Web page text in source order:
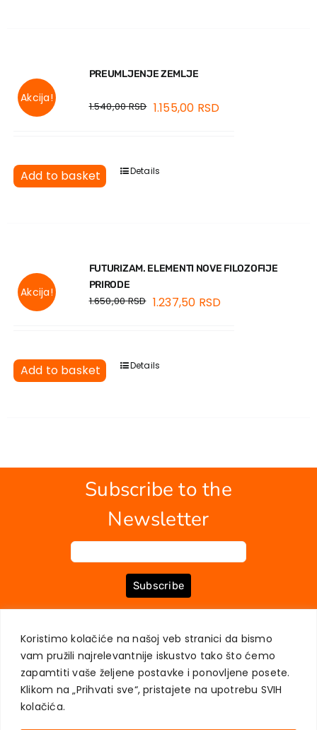
Koristimo kolačiće na našoj veb stranici da bismo
vam pružili najrelevantnije iskustvo tako što ćemo
zapamtiti vaše željene postavke i ponovljene posete.
Klikom na „Prihvati sve“, pristajete na upotrebu SVIH
kolačića.
Akcija!
PREUMLJENJE ZEMLJE
1.540,00RSD 1.155,00 RSD
Add to basket Details
Akcija!
FUTURIZAM. ELEMENTI NOVE FILOZOFIJE
PRIRODE
1.650,00RSD 1.237,50 RSD
Add to basket Details
Subscribe to the
Newsletter
Subscribe
USER PRIVACY PROTECTION